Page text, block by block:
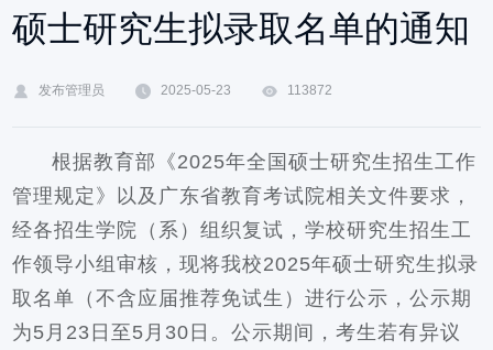
硕士研究生拟录取名单的通知
发布管理员 2025-05-23 113872
根据教育部《2025年全国硕士研究生招生工作
管理规定》以及广东省教育考试院相关文件要求，
经各招生学院（系）组织复试，学校研究生招生工
作领导小组审核，现将我校2025年硕士研究生拟录
取名单（不含应届推荐免试生）进行公示，公示期
为5月23日至5月30日。公示期间，考生若有异议